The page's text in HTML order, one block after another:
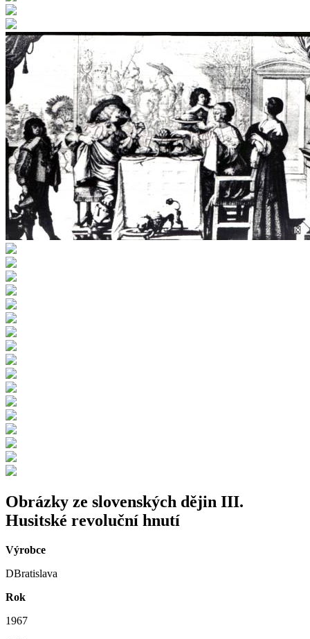
Obrázky ze slovenských dějin III.
Husitské revoluční hnutí
Výrobce
DBratislava
Rok
1967